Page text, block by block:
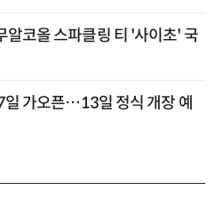
알코올 스파클링 티 '사이초' 국
가오픈…13일 정식 개장 예